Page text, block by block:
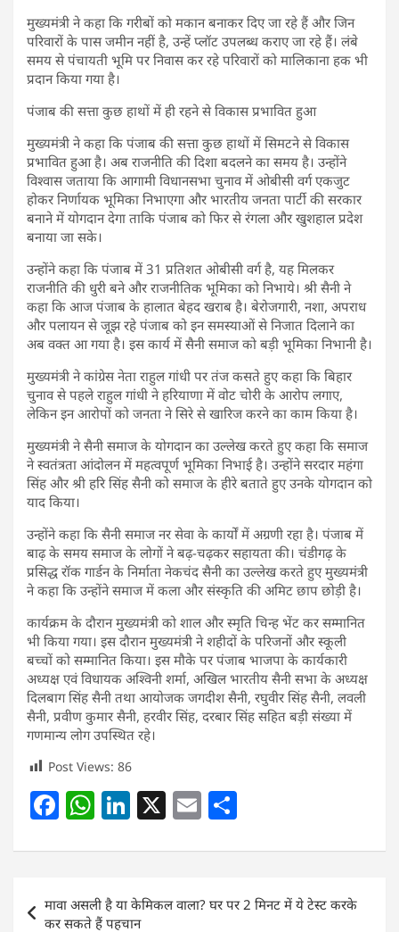
मुख्यमंत्री ने कहा कि गरीबों को मकान बनाकर दिए जा रहे हैं और जिन
परिवारों के पास जमीन नहीं है, उन्हें प्लॉट उपलब्ध कराए जा रहे हैं। लंबे
समय से पंचायती भूमि पर निवास कर रहे परिवारों को मालिकाना हक भी
प्रदान किया गया है।
पंजाब की सत्ता कुछ हाथों में ही रहने से विकास प्रभावित हुआ
मुख्यमंत्री ने कहा कि पंजाब की सत्ता कुछ हाथों में सिमटने से विकास
प्रभावित हुआ है। अब राजनीति की दिशा बदलने का समय है। उन्होंने
विश्वास जताया कि आगामी विधानसभा चुनाव में ओबीसी वर्ग एकजुट
होकर निर्णायक भूमिका निभाएगा और भारतीय जनता पार्टी की सरकार
बनाने में योगदान देगा ताकि पंजाब को फिर से रंगला और खुशहाल प्रदेश
बनाया जा सके।
उन्होंने कहा कि पंजाब में 31 प्रतिशत ओबीसी वर्ग है, यह मिलकर
राजनीति की धुरी बने और राजनीतिक भूमिका को निभाये। श्री सैनी ने
कहा कि आज पंजाब के हालात बेहद खराब है। बेरोजगारी, नशा, अपराध
और पलायन से जूझ रहे पंजाब को इन समस्याओं से निजात दिलाने का
अब वक्त आ गया है। इस कार्य में सैनी समाज को बड़ी भूमिका निभानी है।
मुख्यमंत्री ने कांग्रेस नेता राहुल गांधी पर तंज कसते हुए कहा कि बिहार
चुनाव से पहले राहुल गांधी ने हरियाणा में वोट चोरी के आरोप लगाए,
लेकिन इन आरोपों को जनता ने सिरे से खारिज करने का काम किया है।
मुख्यमंत्री ने सैनी समाज के योगदान का उल्लेख करते हुए कहा कि समाज
ने स्वतंत्रता आंदोलन में महत्वपूर्ण भूमिका निभाई है। उन्होंने सरदार महंगा
सिंह और श्री हरि सिंह सैनी को समाज के हीरे बताते हुए उनके योगदान को
याद किया।
उन्होंने कहा कि सैनी समाज नर सेवा के कार्यों में अग्रणी रहा है। पंजाब में
बाढ़ के समय समाज के लोगों ने बढ़-चढ़कर सहायता की। चंडीगढ़ के
प्रसिद्ध रॉक गार्डन के निर्माता नेकचंद सैनी का उल्लेख करते हुए मुख्यमंत्री
ने कहा कि उन्होंने समाज में कला और संस्कृति की अमिट छाप छोड़ी है।
कार्यक्रम के दौरान मुख्यमंत्री को शाल और स्मृति चिन्ह भेंट कर सम्मानित
भी किया गया। इस दौरान मुख्यमंत्री ने शहीदों के परिजनों और स्कूली
बच्चों को सम्मानित किया। इस मौके पर पंजाब भाजपा के कार्यकारी
अध्यक्ष एवं विधायक अश्विनी शर्मा, अखिल भारतीय सैनी सभा के अध्यक्ष
दिलबाग सिंह सैनी तथा आयोजक जगदीश सैनी, रघुवीर सिंह सैनी, लवली
सैनी, प्रवीण कुमार सैनी, हरवीर सिंह, दरबार सिंह सहित बड़ी संख्या में
गणमान्य लोग उपस्थित रहे।
Post Views: 86
F
c
e
b
W
at
s
A
Li
k
e
dI
X E
ai
l
ar
e
navigation
मावा असली है या केमिकल वाला? घर पर 2 मिनट में ये टेस्ट करके
कर सकते हैं पहचान